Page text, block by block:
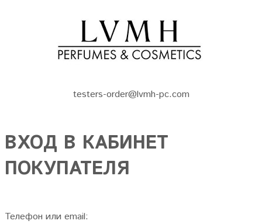
testers-order@lvmh-pc.com
ВХОД В КАБИНЕТ
ПОКУПАТЕЛЯ
Телефон или email: